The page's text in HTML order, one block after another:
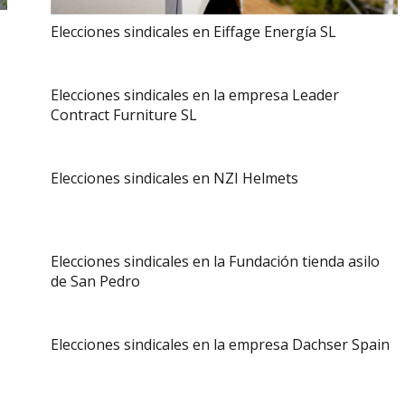
Elecciones sindicales en Eiffage Energía SL
Elecciones sindicales en la empresa Leader
Contract Furniture SL
Elecciones sindicales en NZI Helmets
Elecciones sindicales en la Fundación tienda asilo
de San Pedro
Elecciones sindicales en la empresa Dachser Spain